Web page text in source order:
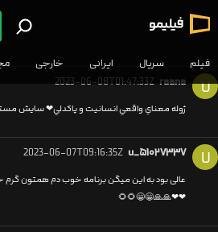
فیلم سریال ایرانی خارجی
U
raana
2023-06-08T01:47:33Z
ژوله معنایِ واقعیِ انسانیت و پاکدلیِ❤ سایش
U u_۵۱۰۲۷۳۳۷ 2023-06-07T09:16:35Z
عالی بود به این میگن برنامه خوب دم همتون گرم
❤❤🙏🙏😁😁🌻🌻